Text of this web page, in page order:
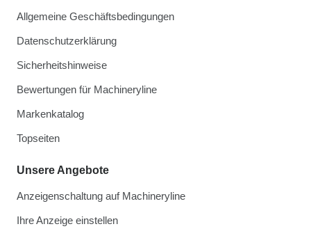
Allgemeine Geschäftsbedingungen
Datenschutzerklärung
Sicherheitshinweise
Bewertungen für Machineryline
Markenkatalog
Topseiten
Unsere Angebote
Anzeigenschaltung auf Machineryline
Ihre Anzeige einstellen